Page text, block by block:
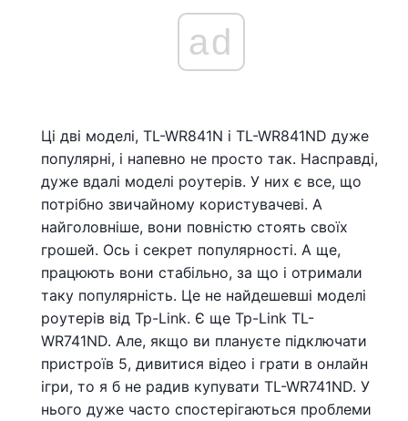
ad
Ці дві моделі, TL-WR841N і TL-WR841ND дуже
популярні, і напевно не просто так. Насправді,
дуже вдалі моделі роутерів. У них є все, що
потрібно звичайному користувачеві. А
найголовніше, вони повністю стоять своїх
грошей. Ось і секрет популярності. А ще,
працюють вони стабільно, за що і отримали
таку популярність. Це не найдешевші моделі
роутерів від Tp-Link. Є ще Tp-Link TL-
WR741ND. Але, якщо ви плануєте підключати
пристроїв 5, дивитися відео і грати в онлайн
ігри, то я б не радив купувати TL-WR741ND. У
нього дуже часто спостерігаються проблеми